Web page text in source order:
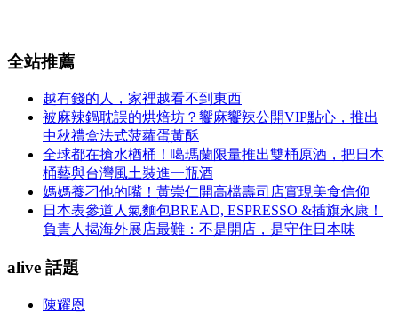
全站推薦
越有錢的人，家裡越看不到東西
被麻辣鍋耽誤的烘焙坊？饗麻饗辣公開VIP點心，推出
中秋禮盒法式菠蘿蛋黃酥
全球都在搶水楢桶！噶瑪蘭限量推出雙桶原酒，把日本
桶藝與台灣風土裝進一瓶酒
媽媽養刁他的嘴！黃崇仁開高檔壽司店實現美食信仰
日本表參道人氣麵包BREAD, ESPRESSO &插旗永康！
負責人揭海外展店最難：不是開店，是守住日本味
alive 話題
陳耀恩